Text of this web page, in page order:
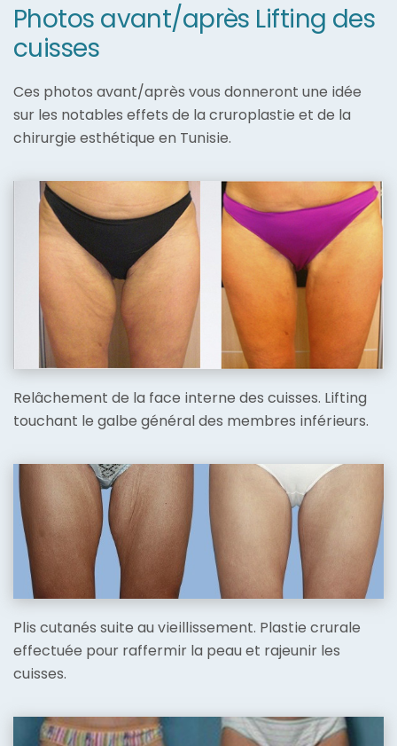
Photos avant/après Lifting des
cuisses
Ces photos avant/après vous donneront une idée
sur les notables effets de la cruroplastie et de la
chirurgie esthétique en Tunisie.
Relâchement de la face interne des cuisses. Lifting
touchant le galbe général des membres inférieurs.
Plis cutanés suite au vieillissement. Plastie crurale
effectuée pour raffermir la peau et rajeunir les
cuisses.